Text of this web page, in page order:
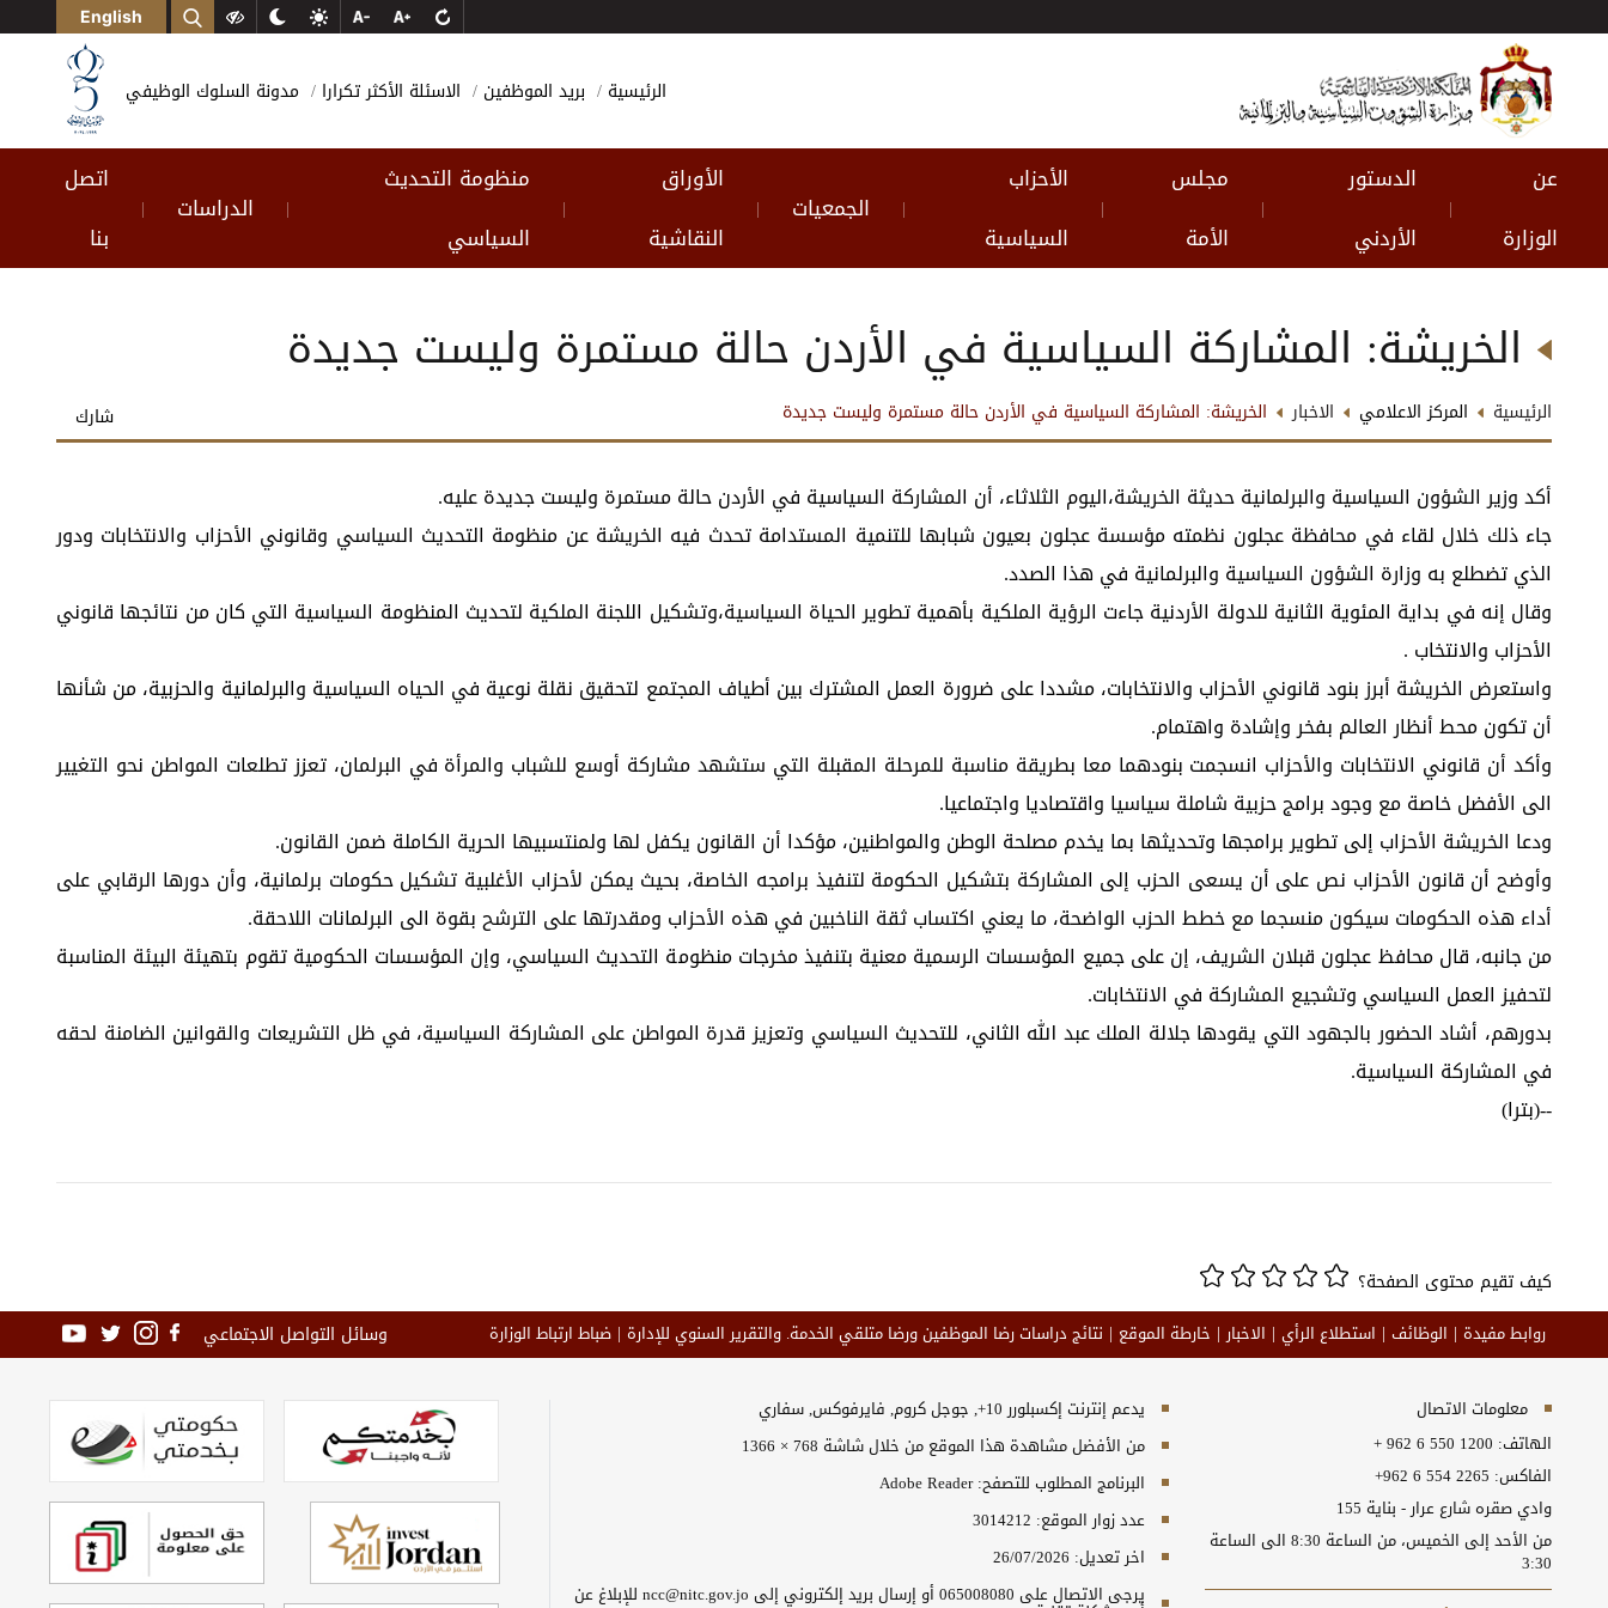
English
الرئيسية بريد الموظفين الاسئلة الأكثر تكرارا مدونة السلوك الوظيفي
عن
الوزارة
|
الدستور
الأردني
|
مجلس
الأمة
|
الأحزاب
السياسية
| الجمعيات |
الأوراق
النقاشية
|
منظومة التحديث
السياسي
| الدراسات |
اتصل
بنا
الخريشة: المشاركة السياسية في الأردن حالة مستمرة وليست جديدة
الرئيسية المركز الاعلامي الاخبار الخريشة: المشاركة السياسية في الأردن حالة مستمرة وليست جديدة شارك
أكد وزير الشؤون السياسية والبرلمانية حديثة الخريشة،اليوم الثلاثاء، أن المشاركة السياسية في الأردن حالة مستمرة وليست جديدة عليه.
جاء ذلك خلال لقاء في محافظة عجلون نظمته مؤسسة عجلون بعيون شبابها للتنمية المستدامة تحدث فيه الخريشة عن منظومة التحديث السياسي وقانوني الأحزاب والانتخابات ودور
الذي تضطلع به وزارة الشؤون السياسية والبرلمانية في هذا الصدد.
وقال إنه في بداية المئوية الثانية للدولة الأردنية جاءت الرؤية الملكية بأهمية تطوير الحياة السياسية،وتشكيل اللجنة الملكية لتحديث المنظومة السياسية التي كان من نتائجها قانوني
الأحزاب والانتخاب .
واستعرض الخريشة أبرز بنود قانوني الأحزاب والانتخابات، مشددا على ضرورة العمل المشترك بين أطياف المجتمع لتحقيق نقلة نوعية في الحياه السياسية والبرلمانية والحزبية، من شأنها
أن تكون محط أنظار العالم بفخر وإشادة واهتمام.
وأكد أن قانوني الانتخابات والأحزاب انسجمت بنودهما معا بطريقة مناسبة للمرحلة المقبلة التي ستشهد مشاركة أوسع للشباب والمرأة في البرلمان، تعزز تطلعات المواطن نحو التغيير
الى الأفضل خاصة مع وجود برامج حزبية شاملة سياسيا واقتصاديا واجتماعيا.
ودعا الخريشة الأحزاب إلى تطوير برامجها وتحديثها بما يخدم مصلحة الوطن والمواطنين، مؤكدا أن القانون يكفل لها ولمنتسبيها الحرية الكاملة ضمن القانون.
وأوضح أن قانون الأحزاب نص على أن يسعى الحزب إلى المشاركة بتشكيل الحكومة لتنفيذ برامجه الخاصة، بحيث يمكن لأحزاب الأغلبية تشكيل حكومات برلمانية، وأن دورها الرقابي على
أداء هذه الحكومات سيكون منسجما مع خطط الحزب الواضحة، ما يعني اكتساب ثقة الناخبين في هذه الأحزاب ومقدرتها على الترشح بقوة الى البرلمانات اللاحقة.
من جانبه، قال محافظ عجلون قبلان الشريف، إن على جميع المؤسسات الرسمية معنية بتنفيذ مخرجات منظومة التحديث السياسي، وإن المؤسسات الحكومية تقوم بتهيئة البيئة المناسبة
لتحفيز العمل السياسي وتشجيع المشاركة في الانتخابات.
بدورهم، أشاد الحضور بالجهود التي يقودها جلالة الملك عبد الله الثاني، للتحديث السياسي وتعزيز قدرة المواطن على المشاركة السياسية، في ظل التشريعات والقوانين الضامنة لحقه
في المشاركة السياسية.
--(بترا)
كيف تقيم محتوى الصفحة؟
روابط مفيدة الوظائف استطلاع الرأي الاخبار خارطة الموقع نتائج دراسات رضا الموظفين ورضا متلقي الخدمة. والتقرير السنوي للإدارة ضباط ارتباط الوزارة وسائل التواصل الاجتماعي
معلومات الاتصال
الهاتف: + 962 6 550 1200
الفاكس: +962 6 554 2265
وادي صقره شارع عرار - بناية 155
من الأحد إلى الخميس، من الساعة 8:30 الى الساعة
3:30
يدعم إنترنت إكسبلورر 10+, جوجل كروم, فايرفوكس, سفاري
من الأفضل مشاهدة هذا الموقع من خلال شاشة 768 × 1366
البرنامج المطلوب للتصفح: Adobe Reader
عدد زوار الموقع: 3014212
اخر تعديل: 26/07/2026
يرجى الاتصال على 065008080 أو إرسال بريد إلكتروني إلى ncc@nitc.gov.jo للإبلاغ عن